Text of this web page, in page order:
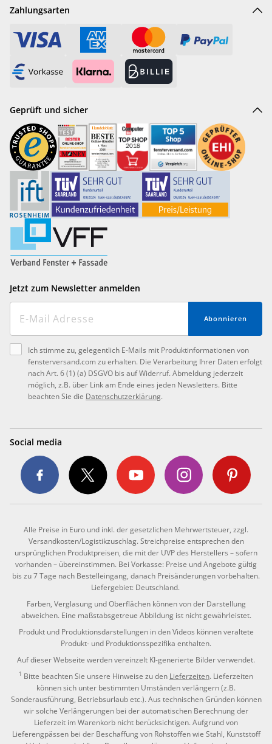
Zahlungsarten
Geprüft und sicher
Jetzt zum Newsletter anmelden
Abonnieren
Ich stimme zu, gelegentlich E-Mails mit Produktinformationen von
fensterversand.com zu erhalten. Die Verarbeitung Ihrer Daten erfolgt
nach Art. 6 (1) (a) DSGVO bis auf Widerruf. Abmeldung jederzeit
möglich, z.B. über Link am Ende eines jeden Newsletters. Bitte
beachten Sie die Datenschutzerklärung.
Social media
Alle Preise in Euro und inkl. der gesetzlichen Mehrwertsteuer, zzgl.
Versandkosten/Logistikzuschlag. Streichpreise entsprechen den
ursprünglichen Produktpreisen, die mit der UVP des Herstellers – sofern
vorhanden – übereinstimmen. Bei Vorkasse: Preise und Angebote gültig
bis zu 7 Tage nach Bestelleingang, danach Preisänderungen vorbehalten.
Liefergebiet: Deutschland.
Farben, Verglasung und Oberflächen können von der Darstellung
abweichen. Eine maßstabsgetreue Abbildung ist nicht gewährleistet.
Produkt und Produktionsdarstellungen in den Videos können veraltete
Produkt- und Produktionsspezifika enthalten.
Auf dieser Webseite werden vereinzelt KI-generierte Bilder verwendet.
1 Bitte beachten Sie unsere Hinweise zu den Lieferzeiten. Lieferzeiten
können sich unter bestimmten Umständen verlängern (z.B.
Sonderausführung, Betriebsurlaub etc.). Aus technischen Gründen können
wir solche Verlängerungen bei der automatischen Berechnung der
Lieferzeit im Warenkorb nicht berücksichtigen. Aufgrund von
Lieferengpässen bei der Beschaffung von Rohstoffen wie Stahl, Kunststoff